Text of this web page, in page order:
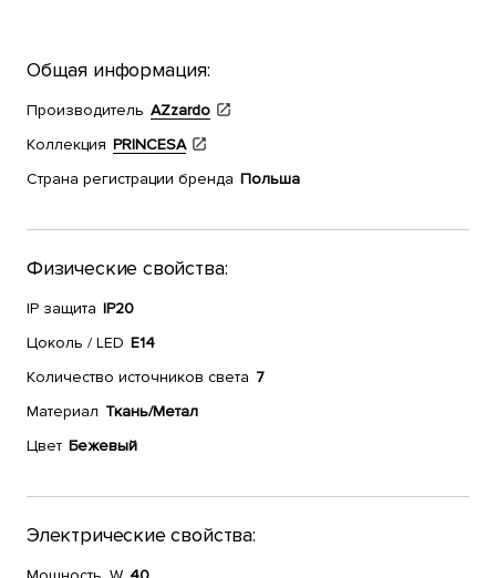
Общая информация:
Производитель AZzardo
Коллекция PRINCESA
Страна регистрации бренда Польша
Физические свойства:
IP защита IP20
Цоколь / LED E14
Количество источников света 7
Материал Ткань/Метал
Цвет Бежевый
Электрические свойства: